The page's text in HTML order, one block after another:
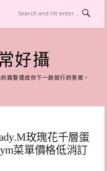
好攝
路整理成你下一趟旅行的答案。
玫瑰花千層蛋
菜單價格低消訂